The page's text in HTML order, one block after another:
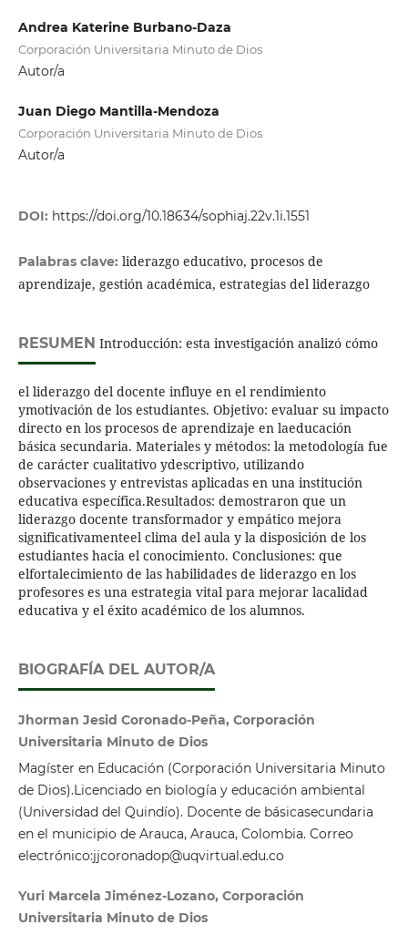
Andrea Katerine Burbano-Daza
Corporación Universitaria Minuto de Dios
Autor/a
Juan Diego Mantilla-Mendoza
Corporación Universitaria Minuto de Dios
Autor/a
DOI: https://doi.org/10.18634/sophiaj.22v.1i.1551
Palabras clave: liderazgo educativo, procesos de
aprendizaje, gestión académica, estrategias del liderazgo
RESUMEN Introducción: esta investigación analizó cómo
el liderazgo del docente influye en el rendimiento
ymotivación de los estudiantes. Objetivo: evaluar su impacto
directo en los procesos de aprendizaje en laeducación
básica secundaria. Materiales y métodos: la metodología fue
de carácter cualitativo ydescriptivo, utilizando
observaciones y entrevistas aplicadas en una institución
educativa específica.Resultados: demostraron que un
liderazgo docente transformador y empático mejora
significativamenteel clima del aula y la disposición de los
estudiantes hacia el conocimiento. Conclusiones: que
elfortalecimiento de las habilidades de liderazgo en los
profesores es una estrategia vital para mejorar lacalidad
educativa y el éxito académico de los alumnos.
BIOGRAFÍA DEL AUTOR/A
Jhorman Jesid Coronado-Peña, Corporación
Universitaria Minuto de Dios
Magíster en Educación (Corporación Universitaria Minuto
de Dios).Licenciado en biología y educación ambiental
(Universidad del Quindío). Docente de básicasecundaria
en el municipio de Arauca, Arauca, Colombia. Correo
electrónico:jjcoronadop@uqvirtual.edu.co
Yuri Marcela Jiménez-Lozano, Corporación
Universitaria Minuto de Dios